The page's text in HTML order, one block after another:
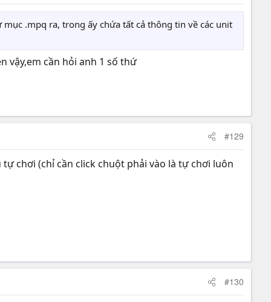
.mpq ra, trong ấy chứa tất cả thông tin về các unit
vậy,em cần hỏi anh 1 số thứ
#129
chơi (chỉ cần click chuột phải vào là tự chơi luôn
#130